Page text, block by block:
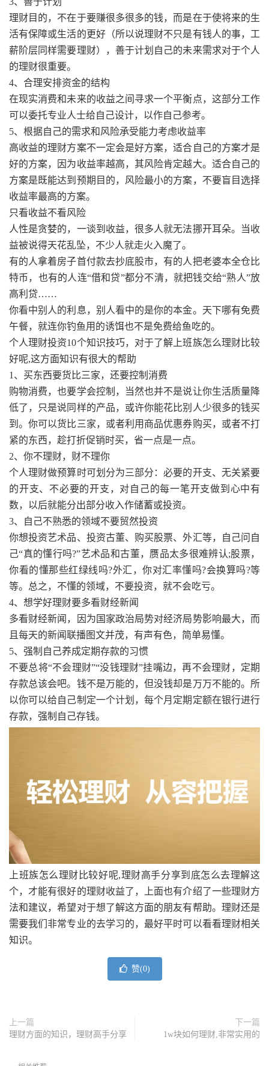
理财目的，不在于要赚很多很多的钱，而是在于使将来的生
活有保障或生活的更好（所以说理财不只是有钱人的事，工
薪阶层同样需要理财），善于计划自己的未来需求对于个人
的理财很重要。
4、合理安排资金的结构
在现实消费和未来的收益之间寻求一个平衡点，这部分工作
可以委托专业人士给自己设计，以作自己参考。
5、根据自己的需求和风险承受能力考虑收益率
高收益的理财方案不一定会是好方案，适合自己的方案才是
好的方案，因为收益率越高，其风险肯定越大。适合自己的
方案是既能达到预期目的，风险最小的方案，不要盲目选择
收益率最高的方案。
只看收益不看风险
人性是贪婪的，一谈到收益，很多人就无法挪开耳朵。当收
益被说得天花乱坠，不少人就走火入魔了。
有的人拿着房子首付款去抄底股市，有的人把老婆本全仓比
特币，也有的人连“借和贷”都分不清，就把钱交给“熟人”放
高利贷……
你看中别人的利息，别人看中的是你的本金。天下哪有免费
午餐，就连你钓鱼用的诱饵也不是免费给鱼吃的。
个人理财投资10个知识技巧，对于了解上班族怎么理财比较
好呢,这方面知识有很大的帮助
1、买东西要货比三家，还要控制消费
购物消费，也要学会控制，当然也并不是说让你生活质量降
低了，只是说同样的产品，或许你能花比别人少很多的钱买
到。你可以货比三家，或者利用商品优惠券购买，或者不打
紧的东西，趁打折促销时买，省一点是一点。
2、你不理财，财不理你
个人理财做预算时可划分为三部分：必要的开支、无关紧要
的开支、不必要的开支，对自己的每一笔开支做到心中有
数，以后就能分出部分收入作储蓄或投资。
3、自己不熟悉的领域不要贸然投资
你想投资艺术品、投资古董、购买股票、外汇等，自己问自
己“真的懂行吗?”艺术品和古董，赝品太多很难辨认;股票，
你看的懂那些红绿线吗?外汇，你对汇率懂吗?会换算吗?等
等。总之，不懂的领域，不要投资，就不会吃亏。
4、想学好理财要多看财经新闻
多看财经新闻，因为国家政治局势对经济局势影响最大，而
且每天的新闻联播图文并茂，有声有色，简单易懂。
5、强制自己养成定期存款的习惯
不要总将“不会理财”“没钱理财”挂嘴边，再不会理财，定期
存款总该会吧。钱不是万能的，但没钱却是万万不能的。所
以你可以给自己制定一个计划，每个月定期定额在银行进行
存款，强制自己存钱。
上班族怎么理财比较好呢,理财高手分享到底怎么去理解这
个，才能有很好的理财收益了，上面也有介绍了一些理财方
法和建议，希望对于想了解这方面的朋友有帮助。理财还是
需要我们非常专业的去学习的，最好平时可以看看理财相关
知识。
赞(0)
上一篇
理财方面的知识，理财高手分享
下一篇
1w块如何理财,非常实用的